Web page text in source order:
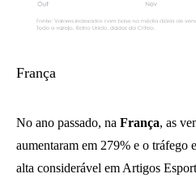
França
No ano passado, na França, as
aumentaram em 279% e o
alta considerável em Artigos